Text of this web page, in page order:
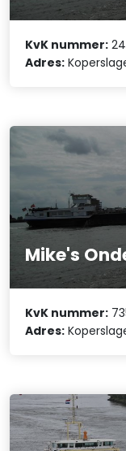
KvK nummer:
Adres:
Mike's
KvK nummer:
Adres: